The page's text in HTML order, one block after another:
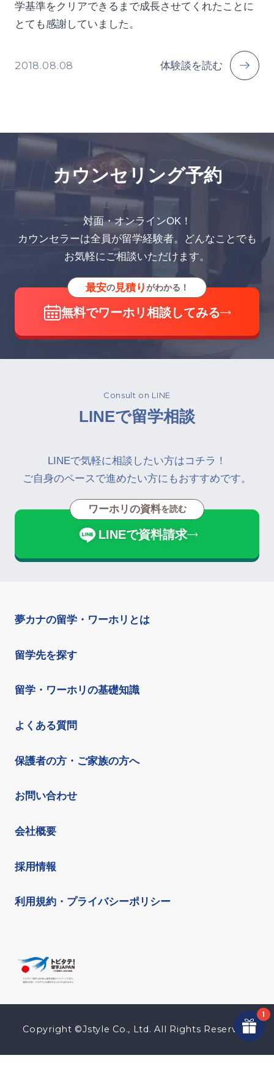
学基準をクリアできるまで成長させてくれたことに
とても感謝していました。
2018.08.08 体験談を読む
カウンセリング予約
対面・オンラインOK！
カウンセラーは全員が留学経験者。どんなことでも
お気軽にご相談いただけます。
最安の見積りがわかる！
無料でワーホリ相談してみる
Consult on LINE
LINEで留学相談
LINEで気軽に相談したい方はコチラ！
ご自身のペースで進めたい方にもおすすめです。
ワーホリの資料を読む
LINEで資料請求
夢カナの留学・ワーホリとは
留学先を探す
留学・ワーホリの基礎知識
よくある質問
保護者の方・ご家族の方へ
お問い合わせ
会社概要
採用情報
利用規約・プライバシーポリシー
Copyright ©Jstyle Co., Ltd. All Rights Reserved.